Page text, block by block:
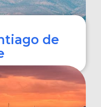
de